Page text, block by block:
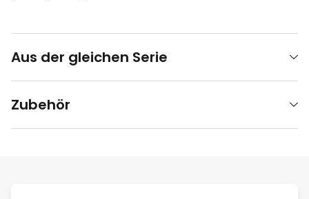
Aus der gleichen Serie
Zubehör